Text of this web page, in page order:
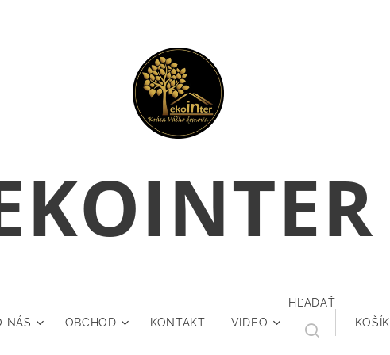
KOINTER
NÁS OBCHOD KONTAKT VIDEO
HĽADAŤ
KOŠÍK